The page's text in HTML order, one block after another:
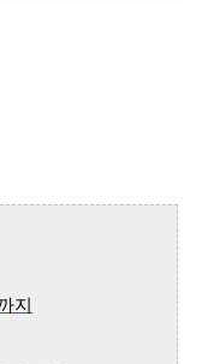
지